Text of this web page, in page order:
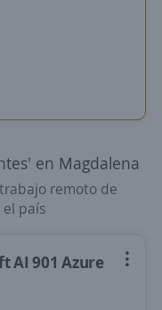
en Magdalena
remoto de
país
AI 901 Azure